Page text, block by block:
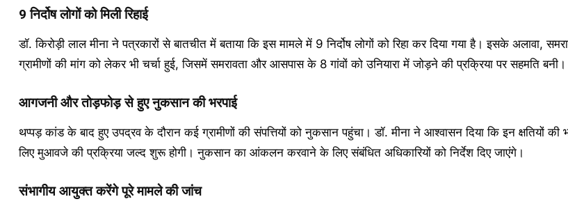
9 निर्दोष लोगों को मिली रिहाई
डॉ. किरोड़ी लाल मीना ने पत्रकारों से बातचीत में बताया कि इस मामले में 9 निर्दोष लोगों को रिहा कर दिया गया है। इसके अलावा,
ग्रामीणों की मांग को लेकर भी चर्चा हुई, जिसमें समरावता और आसपास के 8 गांवों को उनियारा में जोड़ने की प्रक्रिया पर सहमति बनी।
आगजनी और तोड़फोड़ से हुए नुकसान की भरपाई
थप्पड़ कांड के बाद हुए उपद्रव के दौरान कई ग्रामीणों की संपत्तियों को नुकसान पहुंचा। डॉ. मीना ने आश्वासन दिया कि इन क्षतियों की
लिए मुआवजे की प्रक्रिया जल्द शुरू होगी। नुकसान का आंकलन करवाने के लिए संबंधित अधिकारियों को निर्देश दिए जाएंगे।
संभागीय आयुक्त करेंगे पूरे मामले की जांच